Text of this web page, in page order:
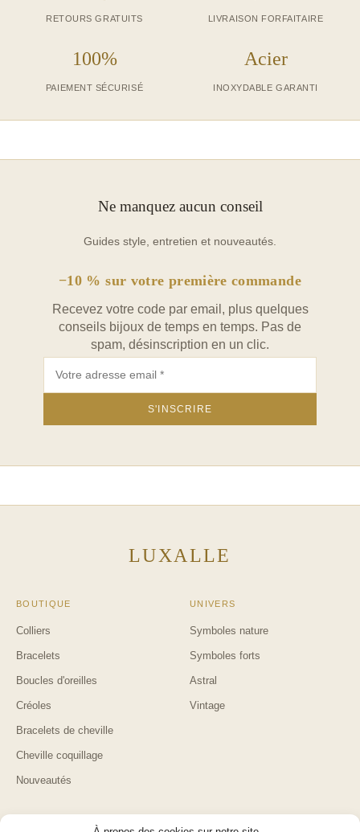
RETOURS GRATUITS LIVRAISON FORFAITAIRE
100%
PAIEMENT SÉCURISÉ
Acier
INOXYDABLE GARANTI
Ne manquez aucun conseil
Guides style, entretien et nouveautés.
−10 % sur votre première commande
Recevez votre code par email, plus quelques
conseils bijoux de temps en temps. Pas de
spam, désinscription en un clic.
LUXALLE
BOUTIQUE
Colliers
Bracelets
Boucles d'oreilles
Créoles
Bracelets de cheville
Cheville coquillage
Nouveautés
UNIVERS
Symboles nature
Symboles forts
Astral
Vintage